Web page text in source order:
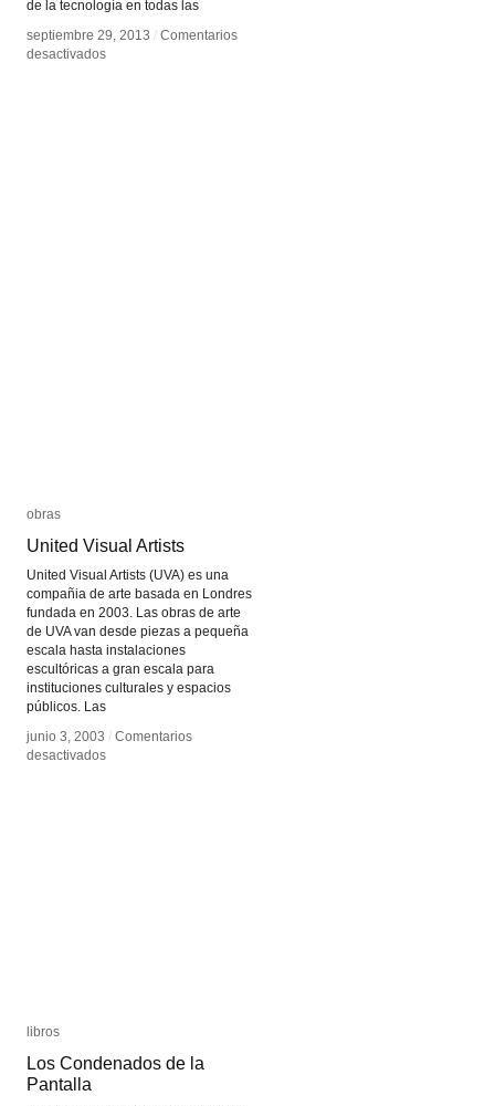
de la tecnología en todas las
septiembre 29, 2013 / Comentarios
desactivadosen
septiembre 29, 2013 / Comentarios
desactivadosen
obras
United Visual Artists
United Visual Artists (UVA) es una
compañia de arte basada en Londres
fundada en 2003. Las obras de arte
de UVA van desde piezas a pequeña
escala hasta instalaciones
escultóricas a gran escala para
instituciones culturales y espacios
públicos. Las
junio 3, 2003 / Comentarios
desactivadosen
obras
United Visual Artists
junio 3, 2003 / Comentarios
desactivadosen
libros
Los Condenados de la
Pantalla
libros
Los Condenados de la
Pantalla